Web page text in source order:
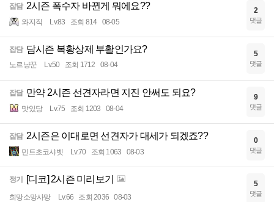
잡담 2시즌 폭수자 바뀐게 뭐에요??
와지직 Lv.83 조회 814 08-05
2
댓글
잡담 담시즌 복황상제 부활인가요?
노르냥꾼 Lv.50 조회 1712 08-04
5
댓글
잡담 만약 2시즌 선견자라면 지진 안써도 되요?
맛있당 Lv.75 조회 1203 08-04
9
댓글
잡담 2시즌은 이대로면 선견자가 대세가 되겠죠??
민트초코샤벳 Lv.70 조회 1063 08-03
0
댓글
정기 [디코] 2시즌 미리보기
희망소망사망 Lv.66 조회 2036 08-03
5
댓글